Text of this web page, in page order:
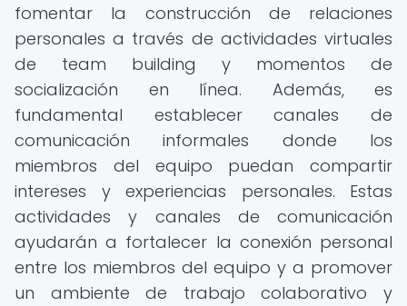
fomentar la construcción de relaciones
personales a través de actividades virtuales
de team building y momentos de
socialización en línea. Además, es
fundamental establecer canales de
comunicación informales donde los
miembros del equipo puedan compartir
intereses y experiencias personales. Estas
actividades y canales de comunicación
ayudarán a fortalecer la conexión personal
entre los miembros del equipo y a promover
un ambiente de trabajo colaborativo y